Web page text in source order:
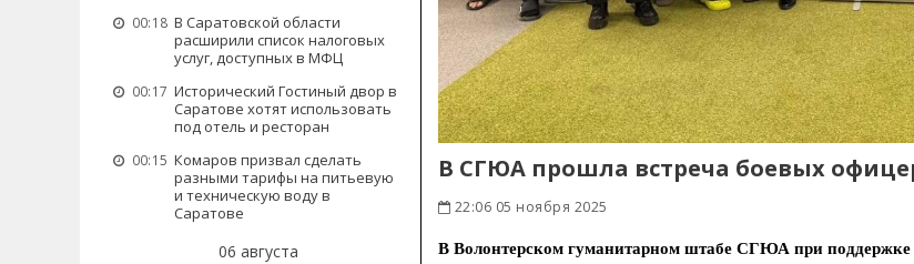
00:18 В Саратовской области
расширили список налоговых
услуг, доступных в МФЦ
00:17 Исторический Гостиный двор в
Саратове хотят использовать
под отель и ресторан
00:15 Комаров призвал сделать
разными тарифы на питьевую
и техническую воду в
Саратове
06 августа
В СГЮА прошла встреча боевых
22:06 05 ноября 2025
В Волонтерском гуманитарном штабе СГЮА при поддержке